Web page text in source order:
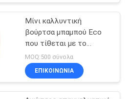
Μίνι καλλυντική
βούρτσα μπαμπού Eco
που τίθεται με το
φυσικό Gunny ρόλο
βουρτσών
MOQ:500 σύνολα
ΕΠΙΚΟΙΝΩΝΙΑ